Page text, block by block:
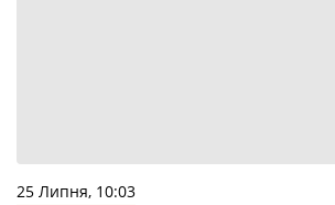
25 Липня, 10:03